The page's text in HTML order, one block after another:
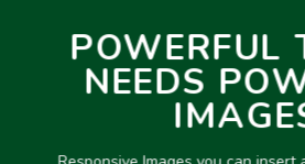
POWERFUL
NEEDS